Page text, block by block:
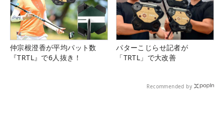
仲宗根澄香が平均パット数
『TRTL』で6人抜き！
パターこじらせ記者が
「TRTL」で大改善
Recommended by